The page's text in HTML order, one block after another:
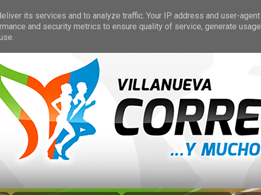
its services and to analyze traffic. Your IP address and user-agent
and security metrics to ensure quality of service, generate usage